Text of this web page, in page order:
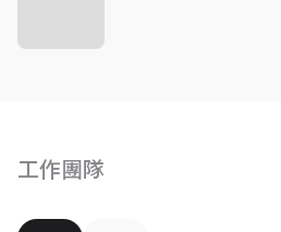
工作團隊